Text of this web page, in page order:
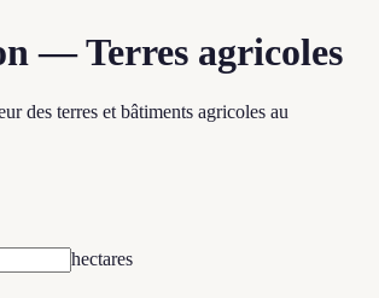
— Terres agricoles
des terres et bâtiments agricoles au
hectares